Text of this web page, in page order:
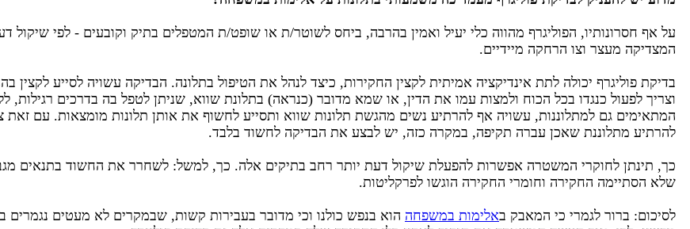
על אף חסרונותיו, הפוליגרף מהווה כלי יעיל ואמין בהרבה, ביחס לשוטר/ת או שופט/ת המטפלים בתיק וקובעים - לפי שיקול
המצדיקה מעצר וצו הרחקה מיידיים.
בדיקת פוליגרף יכולה לתת אינדיקציה אמיתית לקצין החקירות, כיצד לנהל את הטיפול בתלונה. הבדיקה עשויה לסייע
וצריך לפעול כנגדו בכל הכוח ולמצות עמו את הדין, או שמא מדובר (כנראה) בתלונת שווא, שניתן לטפל בה בדרכים רגילות,
המתאימים גם למתלוננות, עשויה אף להרתיע נשים מהגשת תלונות שווא ותסייע לחשוף את אותן תלונות מומצאות. עם זאת
להרתיע מתלוננת שאכן עברה תקיפה, במקרה כזה, יש לבצע את הבדיקה לחשוד בלבד.
כך, תינתן לחוקרי המשטרה אפשרות להפעלת שיקול דעת יותר רחב בתיקים אלה. כך, למשל: לשחרר את החשוד בתנאים
שלא הסתיימה החקירה וחומרי החקירה הוגשו לפרקליטות.
לסיכום: ברור לגמרי כי המאבק באלימות במשפחה הוא בנפש כולנו וכי מדובר בעבירות קשות, שבמקרים לא מעטים